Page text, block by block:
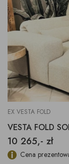
EX VESTA FOLD
10 265,- zł
Cena